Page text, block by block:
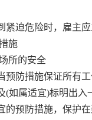
迫危险时，雇主应
施
的安全
防措施保证所有工
属适宜)标明出入
预防措施，保护在